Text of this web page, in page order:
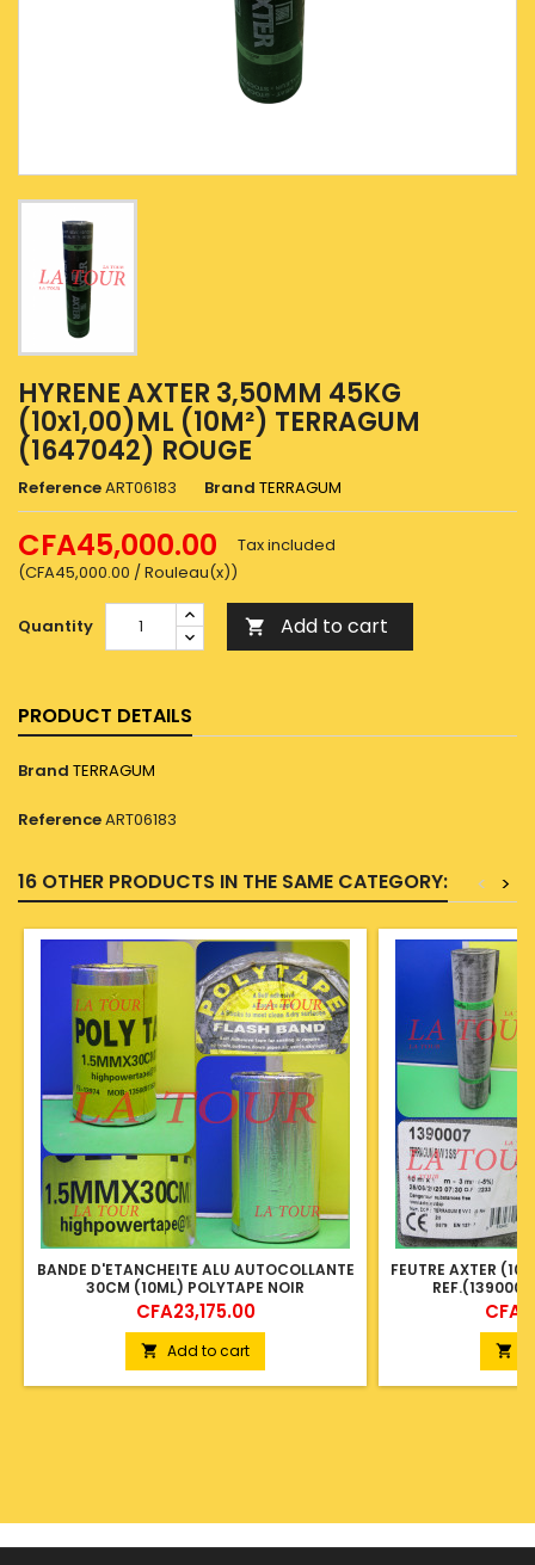
HYRENE AXTER 3,50MM 45KG
(10x1,00)ML (10M²) TERRAGUM
(1647042) ROUGE
ReferenceART06183 Brand TERRAGUM
CFA45,000.00
(CFA45,000.00 / Rouleau(x))
Tax included
Quantity  Add to cart
PRODUCT DETAILS
Brand TERRAGUM
ReferenceART06183
16 OTHER PRODUCTS IN THE SAME CATEGORY: >
<
BANDE D'ETANCHEITE ALU AUTOCOLLANTE
30CM (10ML) POLYTAPE NOIR
Price
CFA23,175.00
 Add to cart
FEUTRE AXTER
Price
